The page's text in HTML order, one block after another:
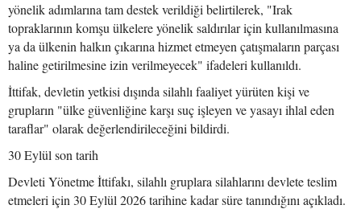
yönelik adımlarına tam destek verildiği belirtilerek, "Irak
topraklarının komşu ülkelere yönelik saldırılar için kullanılmasına
ya da ülkenin halkın çıkarına hizmet etmeyen çatışmaların parçası
haline getirilmesine izin verilmeyecek" ifadeleri kullanıldı.
İttifak, devletin yetkisi dışında silahlı faaliyet yürüten kişi ve
grupların "ülke güvenliğine karşı suç işleyen ve yasayı ihlal eden
taraflar" olarak değerlendirileceğini bildirdi.
30 Eylül son tarih
Devleti Yönetme İttifakı, silahlı gruplara silahlarını devlete teslim
etmeleri için 30 Eylül 2026 tarihine kadar süre tanındığını açıkladı.